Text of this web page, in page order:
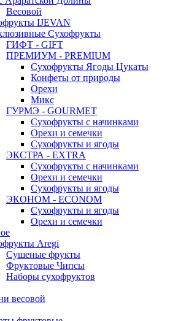
Весовой
IJEVAN
Сухофрукты
ГИФТ - GIFT
ПРЕМИУМ - PREMIUM
Сухофрукты Ягоды Цукаты
Конфеты от природы
Орехи
Микс
ГУРМЭ - GOURMET
Сухофрукты с начинками
Орехи и семечки
Сухофрукты и ягоды
ЭКСТРА - EXTRA
Сухофрукты с начинками
Орехи и семечки
Сухофрукты и ягоды
ЭКОНОМ - ECONOM
Сухофрукты и ягоды
Орехи и семечки
Aregi
Сушеные фрукты
Фруктовые Чипсы
Наборы сухофруктов
весовой